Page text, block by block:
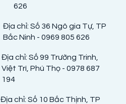
626
Địa chỉ: Số 36 Ngô gia Tự, TP
Bắc Ninh - 0969 805 626
Địa chỉ: Số 99 Trường Trinh,
Việt Trì, Phú Thọ - 0978 687
194
Địa chỉ: Số 10 Bắc Thịnh, TP